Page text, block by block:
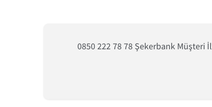
0850 222 78 78 Şekerbank Müşteri